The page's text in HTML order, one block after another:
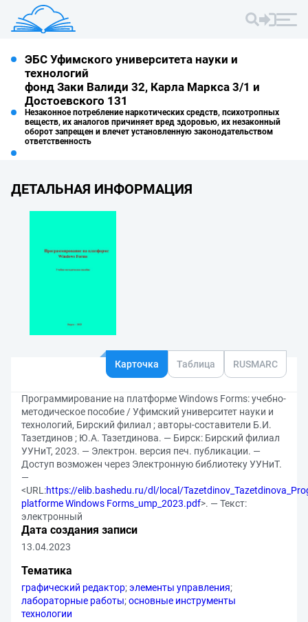
ЭБС Уфимского университета науки и
технологий
фонд Заки Валиди 32, Карла Маркса 3/1 и
Достоевского 131
Незаконное потребление наркотических средств, психотропных
веществ, их аналогов причиняет вред здоровью, их незаконный
оборот запрещен и влечет установленную законодательством
ответственность
ДЕТАЛЬНАЯ ИНФОРМАЦИЯ
Карточка Таблица RUSMARC
Программирование на платформе Windows Forms: учебно-
методическое пособие / Уфимский университет науки и
технологий, Бирский филиал ; авторы-составители Б.И.
Тазетдинов ; Ю.А. Тазетдинова. — Бирск: Бирский филиал
УУНиТ, 2023. — Электрон. версия печ. публикации. —
Доступ возможен через Электронную библиотеку УУНиТ.
—
<URL:https://elib.bashedu.ru/dl/local/
platforme Windows Forms_ump_2023.pdf>. — Текст:
электронный
Дата создания записи
13.04.2023
Тематика
графический редактор;элементы управления;
лабораторные работы;основные инструменты
технологии